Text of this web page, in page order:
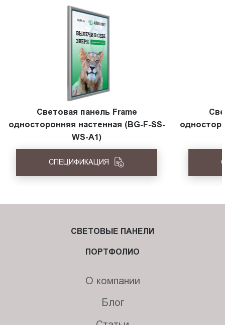
Световая панель Frame
односторонняя настенная (BG-F-SS-
WS-A1)
СПЕЦИФИКАЦИЯ
СВЕТОВЫЕ ПАНЕЛИ
ПОРТФОЛИО
О компании
Блог